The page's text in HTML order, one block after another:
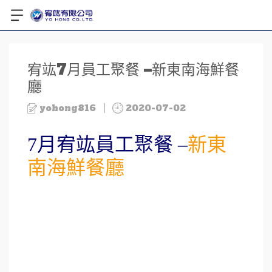
宥竑7月員工聚餐 –新東南海鮮餐
廳
yohong816 2020-07-02
7月宥竑員工聚餐 –新東
南海鮮餐廳